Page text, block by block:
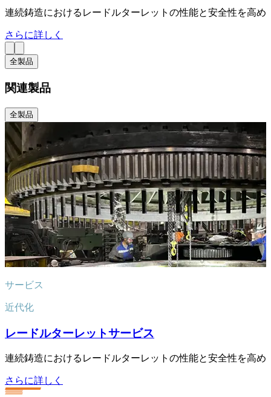
連続鋳造におけるレードルターレットの性能と安全性を高
さらに詳しく
全製品
関連製品
全製品
サービス
近代化
レードルターレットサービス
連続鋳造におけるレードルターレットの性能と安全性を高
さらに詳しく